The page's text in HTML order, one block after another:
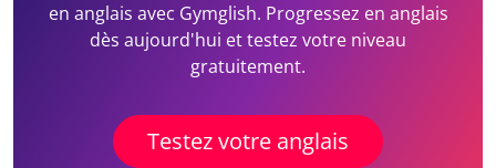
en anglais avec Gymglish. Progressez en anglais
dès aujourd'hui et testez votre niveau
gratuitement.
Testez votre anglais